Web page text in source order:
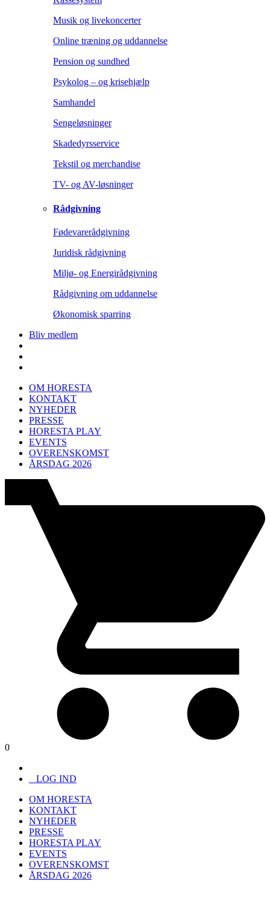
Musik og livekoncerter
Online træning og uddannelse
Pension og sundhed
Psykolog – og krisehjælp
Samhandel
Sengeløsninger
Skadedyrsservice
Tekstil og merchandise
TV- og AV-løsninger
Rådgivning
Fødevarerådgivning
Juridisk rådgivning
Miljø- og Energirådgivning
Rådgivning om uddannelse
Økonomisk sparring
Bliv medlem
OM HORESTA
KONTAKT
NYHEDER
PRESSE
HORESTA PLAY
EVENTS
OVERENSKOMST
ÅRSDAG 2026
0
LOG IND
OM HORESTA
KONTAKT
NYHEDER
PRESSE
HORESTA PLAY
EVENTS
OVERENSKOMST
ÅRSDAG 2026